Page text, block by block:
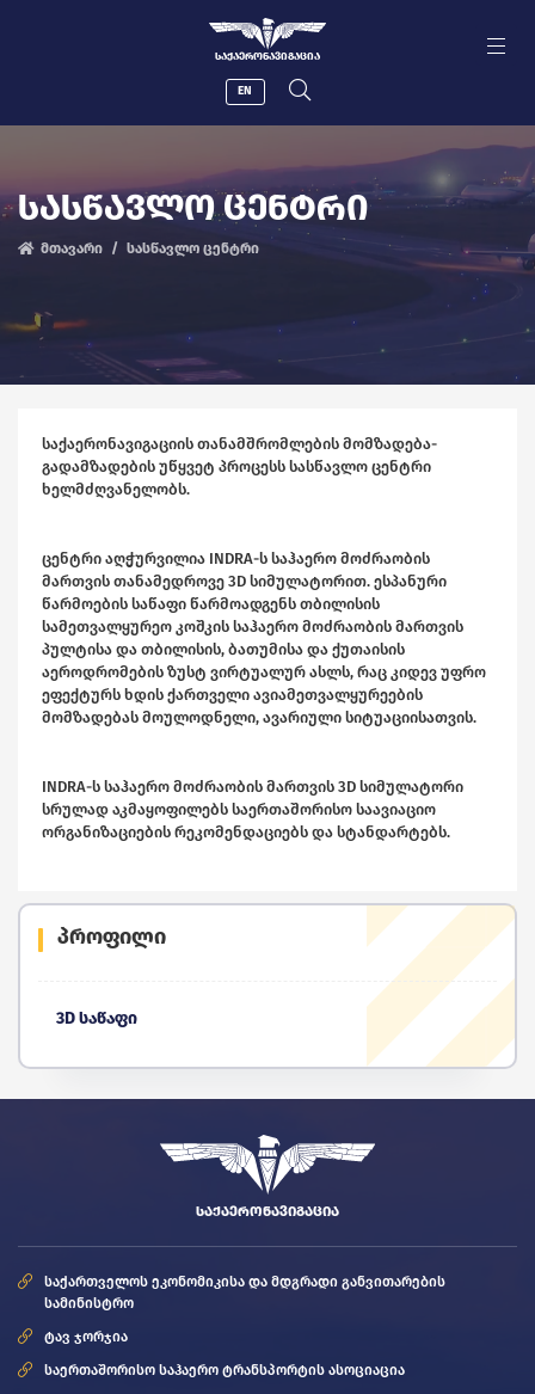
ᲡᲐᲥᲐᲔᲠᲝᲜᲐᲕᲘᲒᲐᲪᲘᲐ
EN
ᲡᲐᲡᲬᲐᲕᲚᲝ ᲪᲔᲜᲢᲠᲘ
მთავარი სასწავლო ცენტრი
პროფილი
3D საწაფი
საქაერონავიგაციის თანამშრომლების მომზადება-
გადამზადების უწყვეტ პროცესს სასწავლო ცენტრი
ხელმძღვანელობს.
ცენტრი აღჭურვილია INDRA-ს საჰაერო მოძრაობის
მართვის თანამედროვე 3D სიმულატორით. ესპანური
წარმოების საწაფი წარმოადგენს თბილისის
სამეთვალყურეო კოშკის საჰაერო მოძრაობის მართვის
პულტისა და თბილისის, ბათუმისა და ქუთაისის
აეროდრომების ზუსტ ვირტუალურ ასლს, რაც კიდევ უფრო
ეფექტურს ხდის ქართველი ავიამეთვალყურეების
მომზადებას მოულოდნელი, ავარიული სიტუაციისათვის.
INDRA-ს საჰაერო მოძრაობის მართვის 3D სიმულატორი
სრულად აკმაყოფილებს საერთაშორისო საავიაციო
ორგანიზაციების რეკომენდაციებს და სტანდარტებს.
ᲡᲐᲥᲐᲔᲠᲝᲜᲐᲕᲘᲒᲐᲪᲘᲐ
საქართველოს ეკონომიკისა და მდგრადი განვითარების
სამინისტრო
ტავ ჯორჯია
საერთაშორისო საჰაერო ტრანსპორტის ასოციაცია